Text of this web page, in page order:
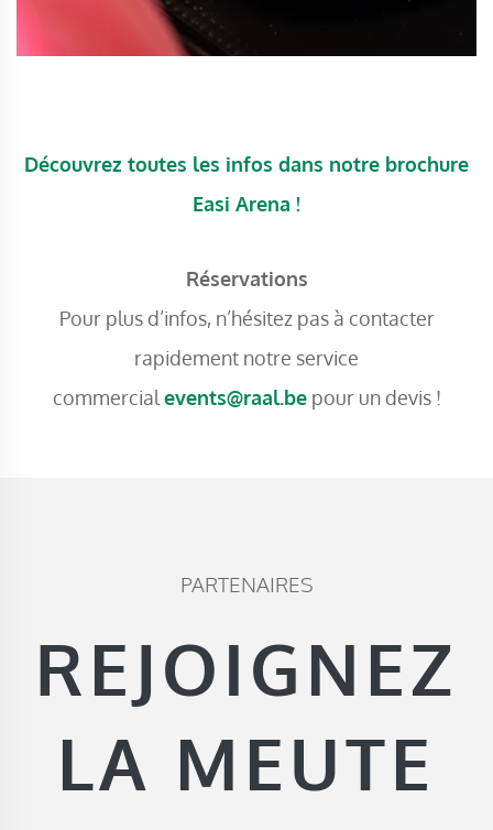
Découvrez toutes les infos dans notre brochure
Easi Arena !
Réservations
Pour plus d’infos, n’hésitez pas à contacter
rapidement notre service
commercial events@raal.bepour un devis !
PARTENAIRES
REJOIGNEZ
LA MEUTE